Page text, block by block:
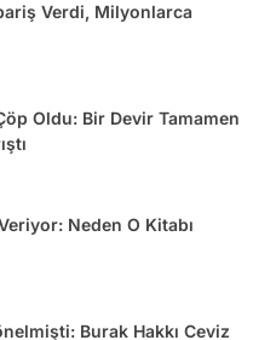
Verdi, Milyonlarca
Oldu: Bir Devir Tamamen
Neden O Kitabı
Burak Hakkı Ceviz